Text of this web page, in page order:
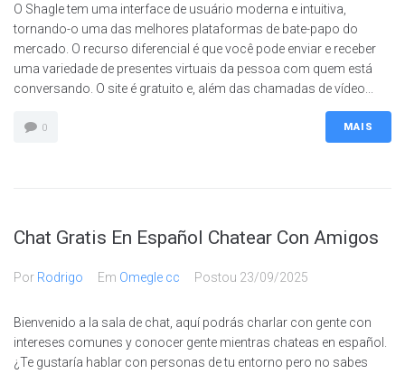
O Shagle tem uma interface de usuário moderna e intuitiva,
tornando-o uma das melhores plataformas de bate-papo do
mercado. O recurso diferencial é que você pode enviar e receber
uma variedade de presentes virtuais da pessoa com quem está
conversando. O site é gratuito e, além das chamadas de vídeo...
0 MAIS
Chat Gratis En Español Chatear Con Amigos
Por Rodrigo Em Omegle cc Postou 23/09/2025
Bienvenido a la sala de chat, aquí podrás charlar con gente con
intereses comunes y conocer gente mientras chateas en español.
¿Te gustaría hablar con personas de tu entorno pero no sabes